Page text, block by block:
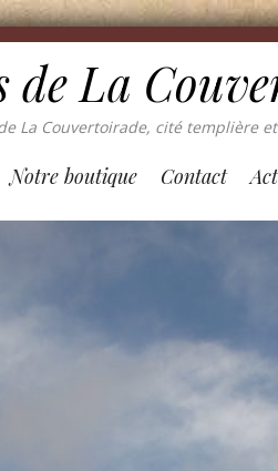
de La
La Couvertoirade, cité templière
Notre boutique Contact